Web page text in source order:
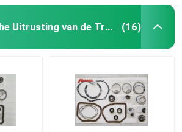
De automatische Uitrusting van de Transmissierevisie (16)